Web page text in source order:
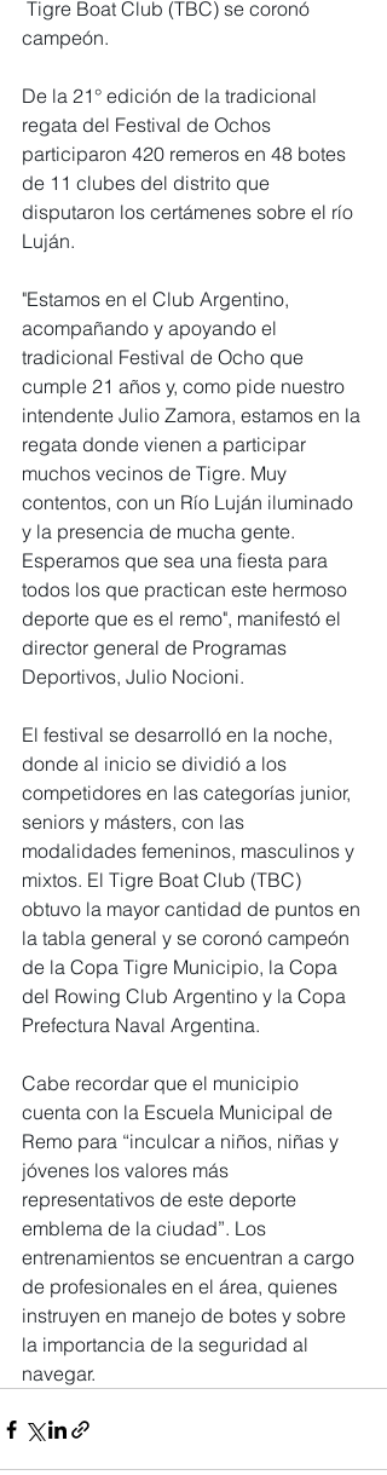
Tigre Boat Club (TBC) se coronó
campeón.
De la 21° edición de la tradicional
regata del Festival de Ochos
participaron 420 remeros en 48 botes
de 11 clubes del distrito que
disputaron los certámenes sobre el río
Luján.
"Estamos en el Club Argentino,
acompañando y apoyando el
tradicional Festival de Ocho que
cumple 21 años y, como pide nuestro
intendente Julio Zamora, estamos en la
regata donde vienen a participar
muchos vecinos de Tigre. Muy
contentos, con un Río Luján iluminado
y la presencia de mucha gente.
Esperamos que sea una fiesta para
todos los que practican este hermoso
deporte que es el remo", manifestó el
director general de Programas
Deportivos, Julio Nocioni.
El festival se desarrolló en la noche,
donde al inicio se dividió a los
competidores en las categorías junior,
seniors y másters, con las
modalidades femeninos, masculinos y
mixtos. El Tigre Boat Club (TBC)
obtuvo la mayor cantidad de puntos en
la tabla general y se coronó campeón
de la Copa Tigre Municipio, la Copa
del Rowing Club Argentino y la Copa
Prefectura Naval Argentina.
Cabe recordar que el municipio
cuenta con la Escuela Municipal de
Remo para “inculcar a niños, niñas y
jóvenes los valores más
representativos de este deporte
emblema de la ciudad”. Los
entrenamientos se encuentran a cargo
de profesionales en el área, quienes
instruyen en manejo de botes y sobre
la importancia de la seguridad al
navegar.